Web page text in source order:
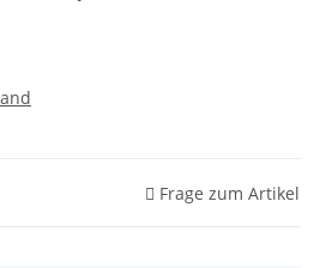
Frage zum Artikel